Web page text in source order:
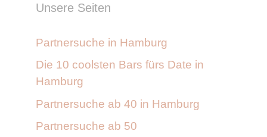
Unsere Seiten
Partnersuche in Hamburg
Die 10 coolsten Bars fürs Date in
Hamburg
Partnersuche ab 40 in Hamburg
Partnersuche ab 50